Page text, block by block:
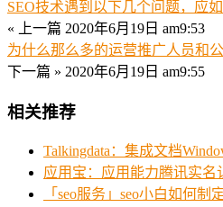
SEO技术遇到以下几个问题，应
« 上一篇 2020年6月19日 am9:53
为什么那么多的运营推广人员和
下一篇 » 2020年6月19日 am9:55
相关推荐
Talkingdata：集成文档
应用宝：应用能力腾讯实名
「seo服务」seo小白如何制